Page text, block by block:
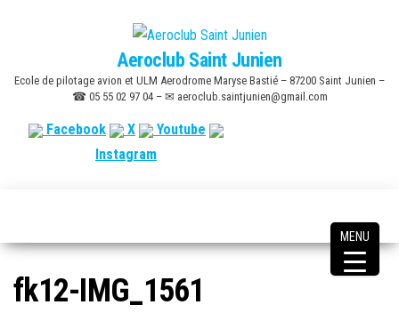
content
Aeroclub Saint Junien
Ecole de pilotage avion et ULM Aerodrome Maryse Bastié – 87200 Saint Junien –
☎ 05 55 02 97 04 – ✉ aeroclub.saintjunien@gmail.com
Facebook X
Youtube
Instagram
fk12-IMG_1561
MENU